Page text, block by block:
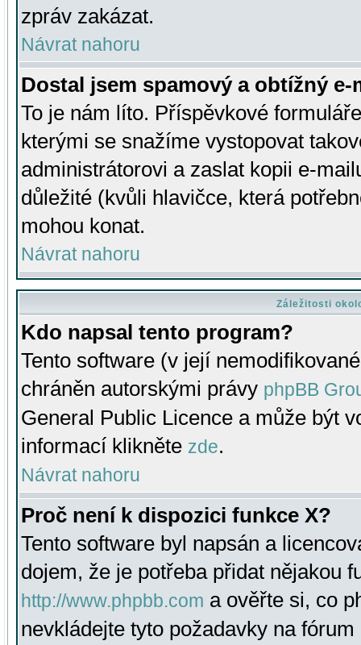
zpráv zakázat.
Návrat nahoru
Dostal jsem spamový a obtížný
To je nám líto. Příspěvkové
kterými se snažíme vystopovat
administrátorovi a zaslat kopii e-
důležité (kvůli hlavičce, která
mohou konat.
Návrat nahoru
Záležitosti
Kdo napsal tento program?
Tento software (v její
chráněn autorskými právy phpBB
General Public Licence a může být
informací klikněte zde.
Návrat nahoru
Proč není k dispozici funkce X?
Tento software byl napsán a
dojem, že je potřeba přidat nějakou
http://www.phpbb.com a ověřte si, co
nevkládejte tyto požadavky na